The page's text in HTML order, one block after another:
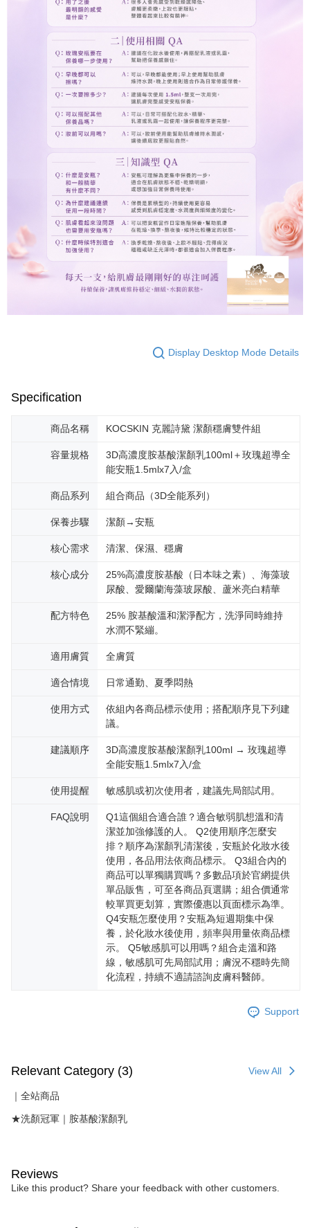
Display Desktop Mode Details
Specification
商品名稱 KOCSKIN 克麗詩黛 潔顏穩膚雙件組
容量規格
3D高濃度胺基酸潔顏乳100ml＋玫瑰超導全
能安瓶1.5mlx7入/盒
商品系列 組合商品（3D全能系列）
保養步驟 潔顏→安瓶
核心需求 清潔、保濕、穩膚
核心成分
25%高濃度胺基酸（日本味之素）、海藻玻
尿酸、愛爾蘭海藻玻尿酸、蘆米亮白精華
配方特色
25% 胺基酸溫和潔淨配方，洗淨同時維持
水潤不緊繃。
適用膚質 全膚質
適合情境 日常通勤、夏季悶熱
使用方式
依組內各商品標示使用；搭配順序見下列建
議。
建議順序
3D高濃度胺基酸潔顏乳100ml → 玫瑰超導
全能安瓶1.5mlx7入/盒
使用提醒 敏感肌或初次使用者，建議先局部試用。
FAQ說明
Q1這個組合適合誰？適合敏弱肌想溫和清
潔並加強修護的人。 Q2使用順序怎麼安
排？順序為潔顏乳清潔後，安瓶於化妝水後
使用，各品用法依商品標示。 Q3組合內的
商品可以單獨購買嗎？多數品項於官網提供
單品販售，可至各商品頁選購；組合價通常
較單買更划算，實際優惠以頁面標示為準。
Q4安瓶怎麼使用？安瓶為短週期集中保
養，於化妝水後使用，頻率與用量依商品標
示。 Q5敏感肌可以用嗎？組合走溫和路
線，敏感肌可先局部試用；膚況不穩時先簡
化流程，持續不適請諮詢皮膚科醫師。
Support
Relevant Category (3) View All
｜全站商品
★洗顏冠軍｜胺基酸潔顏乳
Reviews
Like this product? Share your feedback with other customers.